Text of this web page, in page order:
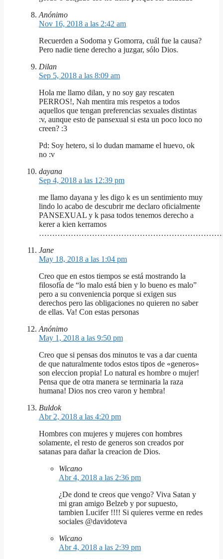
Anónimo
Nov 16, 2018 a las 2:42 am
Recuerden a Sodoma y Gomorra, cuál fue la causa?
Pero nadie tiene derecho a juzgar, sólo Dios.
Dilan
Sep 5, 2018 a las 8:09 am
Hola me llamo dilan, y no soy gay rescaten
PERROS!, Nah mentira mis respetos a todos
aquellos que tengan preferencias sexuales distintas
:v, aunque esto de pansexual si esta un poco loco no
creen? :3
Pd: Soy hetero, si lo dudan mamame el huevo, ok
no :v
dayana
Sep 4, 2018 a las 12:39 pm
me llamo dayana y les digo k es un sentimiento muy
lindo lo acabo de descubrir me declaro oficialmente
PANSEXUAL y k pasa todos tenemos derecho a
kerer a kien kerramos
Jane
May 18, 2018 a las 1:04 pm
Creo que en estos tiempos se está mostrando la
filosofía de “lo malo está bien y lo bueno es malo”
pero a su conveniencia porque si exigen sus
derechos pero las obligaciones no quieren no saber
de ellas. Va! Con estas personas
Anónimo
May 1, 2018 a las 9:50 pm
Creo que si pensas dos minutos te vas a dar cuenta
de que naturalmente todos estos tipos de «generos»
son eleccion propia! Lo natural es hombre o mujer!
Pensa que de otra manera se terminaria la raza
humana! Dios nos creo varon y hembra!
Buldok
Abr 2, 2018 a las 4:20 pm
Hombres con mujeres y mujeres con hombres
solamente, el resto de generos son creados por
satanas para dañar la creacion de Dios.
Wicano
Abr 4, 2018 a las 2:36 pm
¿De dond te creos que vengo? Viva Satan y
mi gran amigo Belzeb y por supuesto,
tambien Lucifer !!!! Si quieres verme en redes
sociales @davidoteva
Wicano
Abr 4, 2018 a las 2:39 pm